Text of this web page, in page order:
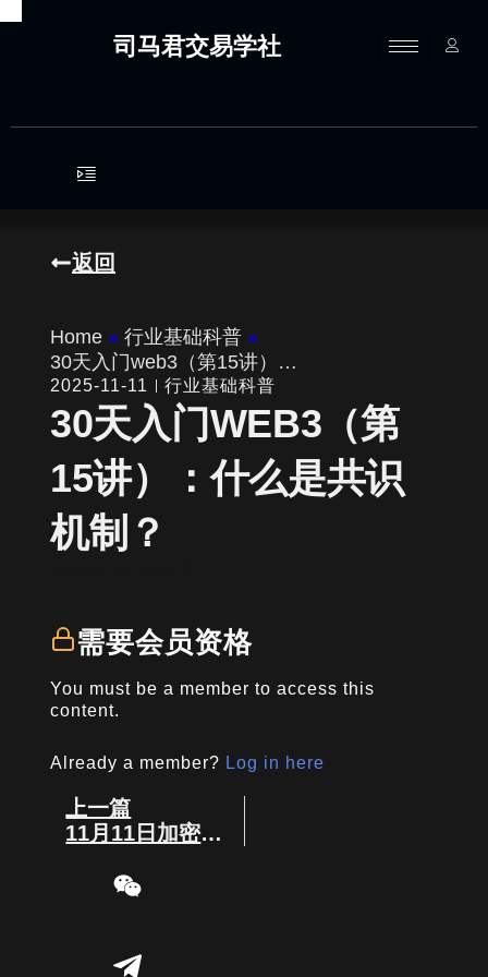
司马君交易学社
返回
Home » 行业基础科普 »
30天入门web3（第15讲）…
2025-11-11 行业基础科普
30天入门WEB3（第
15讲）：什么是共识
机制？
需要会员资格
You must be a member to access this
content.
Already a member? Log in here
Prev
上一篇
11月11日加密大事件